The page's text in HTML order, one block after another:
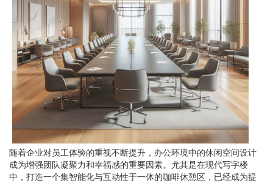
随着企业对员工体验的重视不断提升，办公环境中的休闲空间设计
成为增强团队凝聚力和幸福感的重要因素。尤其是在现代写字楼
中，打造一个集智能化与互动性于一体的咖啡休憩区，已经成为提